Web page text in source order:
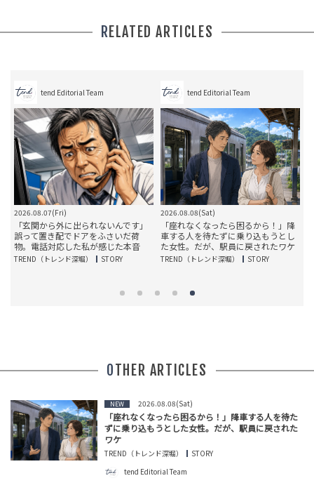
RELATED ARTICLES
tend Editorial Team
2026.08.07(Fri)
「玄関から外に出られないんです」
誤って置き配でドアをふさいだ荷
物。電話対応した私が感じた本音
TREND（トレンド深堀） STORY
tend Editorial Team
2026.08.08(Sat)
「座れなくなったら困るから！」降
車する人を待たずに乗り込もうとし
た女性。だが、駅員に戻されたワケ
TREND（トレンド深堀） STORY
OTHER ARTICLES
NEW 2026.08.08(Sat)
「座れなくなったら困るから！」降車する人を待た
ずに乗り込もうとした女性。だが、駅員に戻された
ワケ
TREND（トレンド深堀）
STORY
tend Editorial Team